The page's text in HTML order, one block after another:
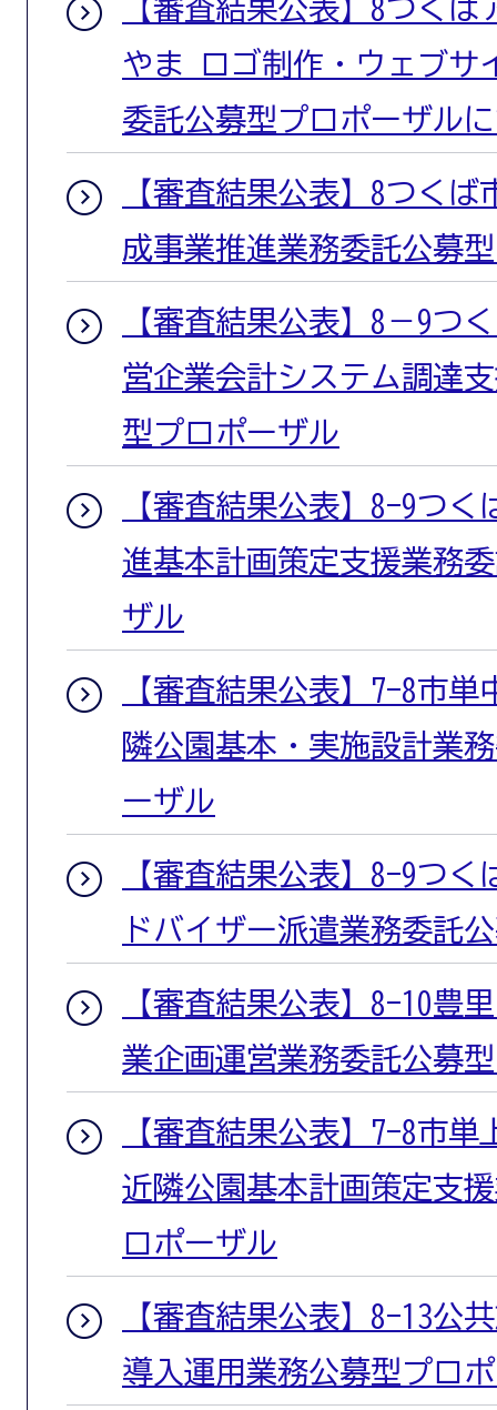
【審査結果公表】8つく
やま ロゴ制作・ウェブサ
委託公募型プロポーザル
【審査結果公表】8つく
成事業推進業務委託公募
【審査結果公表】8－9つ
営企業会計システム調達
型プロポーザル
【審査結果公表】8-9つ
進基本計画策定支援業務
ザル
【審査結果公表】7-8市単
隣公園基本・実施設計業
ーザル
【審査結果公表】8-9つ
ドバイザー派遣業務委託
【審査結果公表】8-10豊
業企画運営業務委託公募
【審査結果公表】7-8市単
近隣公園基本計画策定支
ロポーザル
【審査結果公表】8-13公
導入運用業務公募型プロ